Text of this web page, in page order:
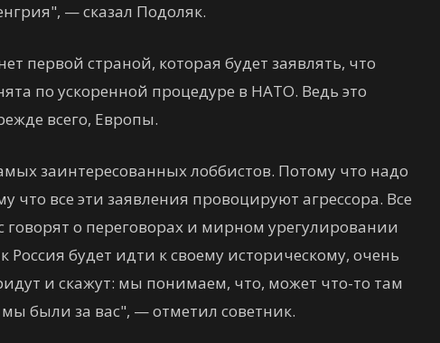
— сказал Подоляк.
первой страной, которая будет заявлять, что
по ускоренной процедуре в НАТО. Ведь это
всего, Европы.
заинтересованных лоббистов. Потому что надо
что все эти заявления провоцируют агрессора. Все
говорят о переговорах и мирном урегулировании
Россия будет идти к своему историческому, очень
и скажут: мы понимаем, что, может что-то там
были за вас", — отметил советник.